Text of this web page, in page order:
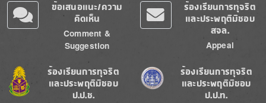
ข้อเสนอแนะ/ความ
คิดเห็น
Comment &
Suggestion
ร้องเรียนการทุจริต
และประพฤติมิชอบ
สจล.
Appeal
Image
ร้องเรียนการทุจริต
และประพฤติมิชอบ
ป.ป.ช.
Image
ร้องเรียนการทุจริต
และประพฤติมิชอบ
ป.ป.ท.